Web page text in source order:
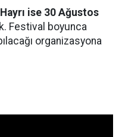
ise 30 Ağustos
Festival boyunca
organizasyona